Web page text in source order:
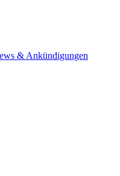
& Ankündigungen